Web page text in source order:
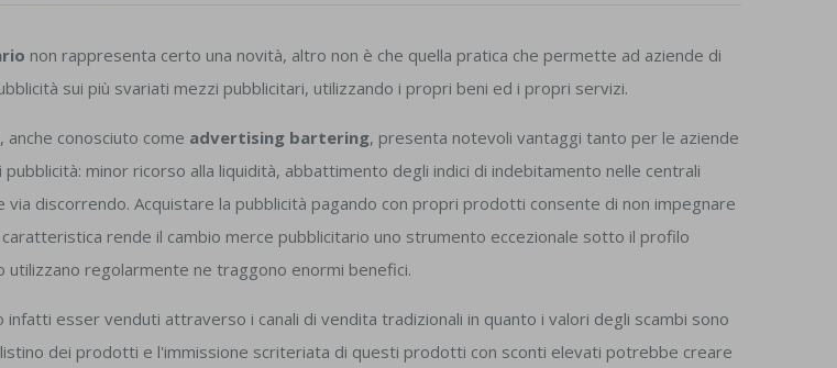
non rappresenta certo una novità, altro non è che quella pratica che permette ad aziende di
sui più svariati mezzi pubblicitari, utilizzando i propri beni ed i propri servizi.
anche conosciuto come advertising bartering, presenta notevoli vantaggi tanto per le aziende
minor ricorso alla liquidità, abbattimento degli indici di indebitamento nelle centrali
discorrendo. Acquistare la pubblicità pagando con propri prodotti consente di non impegnare
rende il cambio merce pubblicitario uno strumento eccezionale sotto il profilo
utilizzano regolarmente ne traggono enormi benefici.
esser venduti attraverso i canali di vendita tradizionali in quanto i valori degli scambi sono
dei prodotti e l'immissione scriteriata di questi prodotti con sconti elevati potrebbe creare